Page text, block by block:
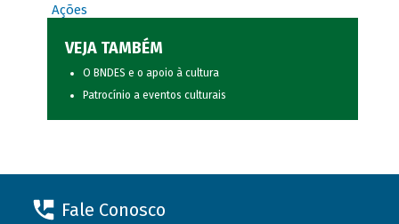
Ações
VEJA TAMBÉM
O BNDES e o apoio à cultura
Patrocínio a eventos culturais
Fale Conosco